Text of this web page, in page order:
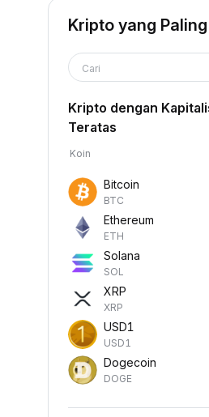
Kripto yang
Cari
Kripto dengan
Teratas
Koin
Bitcoin
BTC
Ethereum
ETH
Solana
SOL
XRP
XRP
USD1
USD1
Dogecoin
DOGE